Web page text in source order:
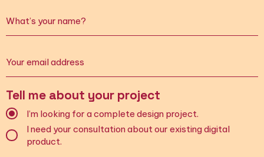
Tell me about your project
I’m looking for a complete design project.
I need your consultation about our existing digital
product.